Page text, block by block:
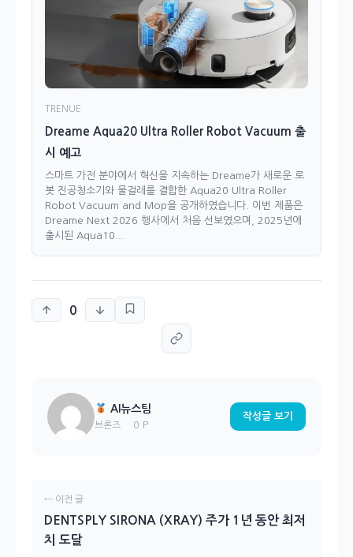
TRENUE
Dreame Aqua20 Ultra Roller Robot Vacuum 출
시 예고
스마트 가전 분야에서 혁신을 지속하는 Dreame가 새로운 로
봇 진공청소기와 물걸레를 결합한 Aqua20 Ultra Roller
Robot Vacuum and Mop을 공개하였습니다. 이번 제품은
Dreame Next 2026 행사에서 처음 선보였으며, 2025년에
출시된 Aqua10...
0
AI뉴스팀
브론즈 0 P
작성글 보기
← 이전 글
DENTSPLY SIRONA (XRAY) 주가 1년 동안 최저
치 도달